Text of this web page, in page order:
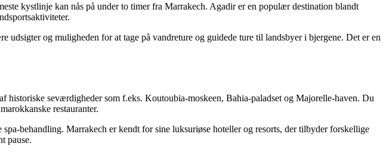
kystlinje kan nås på under to timer fra Marrakech. Agadir er en populær destination blandt
og muligheden for at tage på vandreture og guidede ture til landsbyer i bjergene. Det er en
seværdigheder som f.eks. Koutoubia-moskeen, Bahia-paladset og Majorelle-haven. Du
restauranter.
behandling. Marrakech er kendt for sine luksuriøse hoteller og resorts, der tilbyder forskellige
pause.